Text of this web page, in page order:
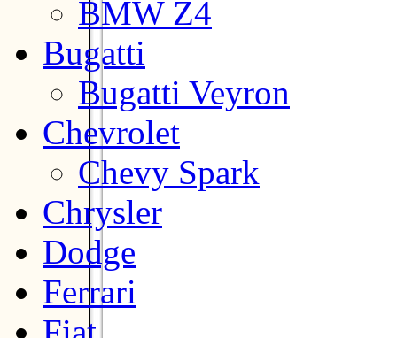
BMW Z4
Bugatti
Bugatti Veyron
Chevrolet
Chevy Spark
Chrysler
Dodge
Ferrari